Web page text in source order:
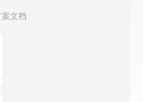
文档